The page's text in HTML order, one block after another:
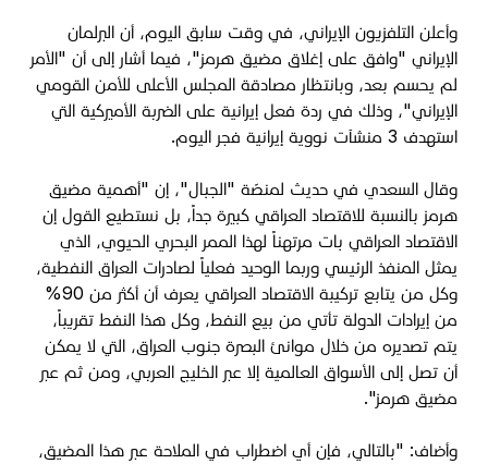
وأعلن التلفزيون الإيراني، في وقت سابق اليوم، أن البرلمان
الإيراني "وافق على إغلاق مضيق هرمز"، فيما أشار إلى أن "الأمر
لم يحسم بعد، وبانتظار مصادقة المجلس الأعلى للأمن القومي
الإيراني"، وذلك في ردة فعل إيرانية على الضربة الأميركية التي
استهدف 3 منشآت نووية إيرانية فجر اليوم.
وقال السعدي في حديث لمنصّة "الجبال"، إن "أهمية مضيق
هرمز بالنسبة للاقتصاد العراقي كبيرة جداً، بل نستطيع القول إن
الاقتصاد العراقي بات مرتهناً لهذا الممر البحري الحيوي، الذي
يمثل المنفذ الرئيسي وربما الوحيد فعلياً لصادرات العراق النفطية،
وكل من يتابع تركيبة الاقتصاد العراقي يعرف أن أكثر من 90%
من إيرادات الدولة تأتي من بيع النفط، وكل هذا النفط تقريباً،
يتم تصديره من خلال موانئ البصرة جنوب العراق، التي لا يمكن
أن تصل إلى الأسواق العالمية إلا عبر الخليج العربي، ومن ثم عبر
مضيق هرمز".
وأضاف: "بالتالي، فإن أي اضطراب في الملاحة عبر هذا المضيق،